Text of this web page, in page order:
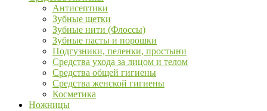
Антисептики
Зубные щетки
Зубные нити (Флоссы)
Зубные пасты и порошки
Подгузники, пеленки, простыни
Средства ухода за лицом и телом
Средства общей гигиены
Средства женской гигиены
Косметика
Ножницы